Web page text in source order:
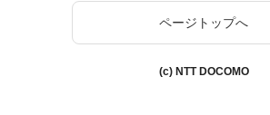
ページトップへ
(c) NTT DOCOMO